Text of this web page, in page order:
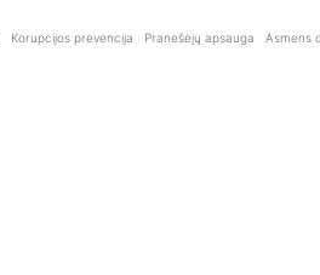
Korupcijos prevencija Pranešėjų apsauga Asmens